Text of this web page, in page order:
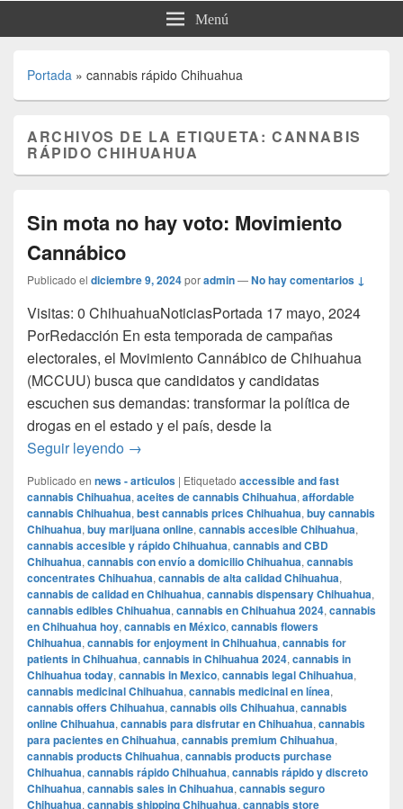
Menú
Portada » cannabis rápido Chihuahua
ARCHIVOS DE LA ETIQUETA:CANNABIS
RÁPIDO CHIHUAHUA
Sin mota no hay voto: Movimiento
Cannábico
Publicado el diciembre 9, 2024poradmin—No hay comentarios ↓
Visitas: 0 ChihuahuaNoticiasPortada 17 mayo, 2024
PorRedacción En esta temporada de campañas
electorales, el Movimiento Cannábico de Chihuahua
(MCCUU) busca que candidatos y candidatas
escuchen sus demandas: transformar la política de
drogas en el estado y el país, desde la
Seguir leyendo Sin mota no hay voto: Movimiento
→
Publicado en news - articulos | Etiquetado accessible and fast
cannabis Chihuahua, aceites de cannabis Chihuahua, affordable
cannabis Chihuahua, best cannabis prices Chihuahua, buy cannabis
Chihuahua, buy marijuana online, cannabis accesible Chihuahua,
cannabis accesible y rápido Chihuahua, cannabis and CBD
Chihuahua, cannabis con envío a domicilio Chihuahua, cannabis
concentrates Chihuahua, cannabis de alta calidad Chihuahua,
cannabis de calidad en Chihuahua, cannabis dispensary Chihuahua,
cannabis edibles Chihuahua, cannabis en Chihuahua 2024, cannabis
en Chihuahua hoy, cannabis en México, cannabis flowers
Chihuahua, cannabis for enjoyment in Chihuahua, cannabis for
patients in Chihuahua, cannabis in Chihuahua 2024, cannabis in
Chihuahua today, cannabis in Mexico, cannabis legal Chihuahua,
cannabis medicinal Chihuahua, cannabis medicinal en línea,
cannabis offers Chihuahua, cannabis oils Chihuahua, cannabis
online Chihuahua, cannabis para disfrutar en Chihuahua, cannabis
para pacientes en Chihuahua, cannabis premium Chihuahua,
cannabis products Chihuahua, cannabis products purchase
Chihuahua, cannabis rápido Chihuahua, cannabis rápido y discreto
Chihuahua, cannabis sales in Chihuahua, cannabis seguro
Chihuahua, cannabis shipping Chihuahua, cannabis store